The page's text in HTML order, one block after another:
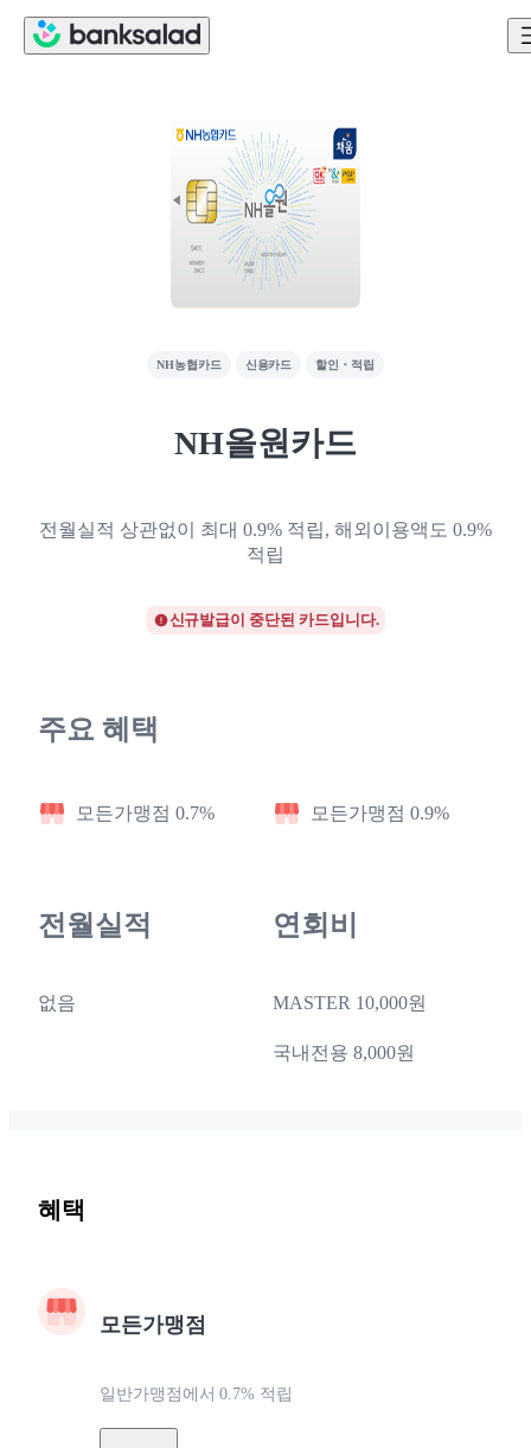
NH농협카드 신용카드 할인・적립
NH올원카드
전월실적 상관없이 최대 0.9% 적립, 해외이용액도 0.9%
적립
신규발급이 중단된 카드입니다.
주요 혜택
모든가맹점 0.7% 모든가맹점 0.9%
전월실적
없음
연회비
MASTER 10,000원
국내전용 8,000원
혜택
모든가맹점
일반가맹점에서 0.7% 적립